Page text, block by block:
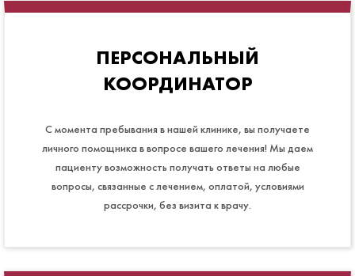
ПЕРСОНАЛЬНЫЙ
КООРДИНАТОР
С момента пребывания в нашей клинике, вы получаете
личного помощника в вопросе вашего лечения! Мы даем
пациенту возможность получать ответы на любые
вопросы, связанные с лечением, оплатой, условиями
рассрочки, без визита к врачу.